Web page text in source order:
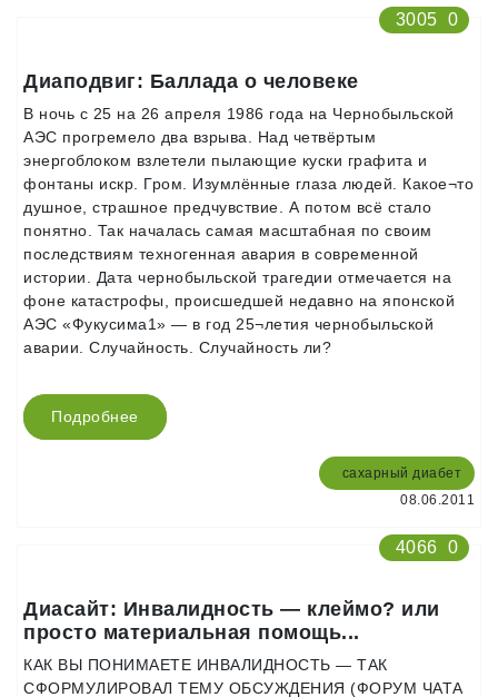
3005 0
Диаподвиг: Баллада о человеке
В ночь с 25 на 26 апреля 1986 года на Чернобыльской
АЭС прогремело два взрыва. Над четвёртым
энергоблоком взлетели пылающие куски графита и
фонтаны искр. Гром. Изумлённые глаза людей. Какое¬то
душное, страшное предчувствие. А потом всё стало
понятно. Так началась самая масштабная по своим
последствиям техногенная авария в современной
истории. Дата чернобыльской трагедии отмечается на
фоне катастрофы, происшедшей недавно на японской
АЭС «Фукусима­1» — в год 25¬летия чернобыльской
аварии. Случайность. Случайность ли?
Подробнее
сахарный диабет
08.06.2011
4066 0
Диасайт: Инвалидность — клеймо? или
просто материальная помощь...
КАК ВЫ ПОНИМАЕТЕ ИНВАЛИДНОСТЬ — ТАК
СФОРМУЛИРОВАЛ ТЕМУ ОБСУЖДЕНИЯ (ФОРУМ ЧАТА